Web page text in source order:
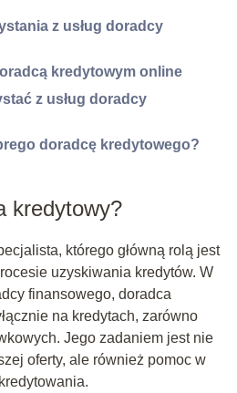
z usług doradcy
kredytowym online
z usług doradcy
doradcę kredytowego?
kredytowy?
którego główną rolą jest
uzyskiwania kredytów. W
finansowego, doradca
na kredytach, zarówno
Jego zadaniem jest nie
oferty, ale również pomoc w